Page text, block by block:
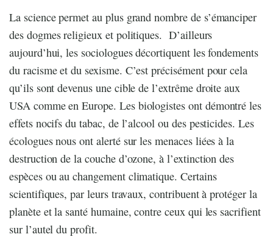
La science permet au plus grand nombre de s’émanciper
des dogmes religieux et politiques. D’ailleurs
aujourd’hui, les sociologues décortiquent les fondements
du racisme et du sexisme. C’est précisément pour cela
qu’ils sont devenus une cible de l’extrême droite aux
USA comme en Europe. Les biologistes ont démontré les
effets nocifs du tabac, de l’alcool ou des pesticides. Les
écologues nous ont alerté sur les menaces liées à la
destruction de la couche d’ozone, à l’extinction des
espèces ou au changement climatique. Certains
scientifiques, par leurs travaux, contribuent à protéger la
planète et la santé humaine, contre ceux qui les sacrifient
sur l’autel du profit.